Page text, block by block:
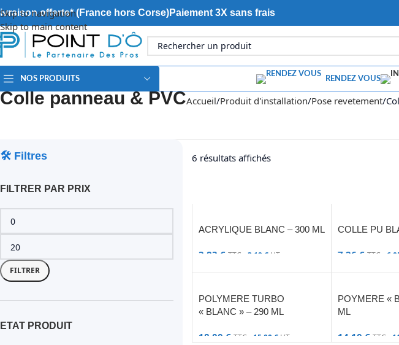
Skip to navigation
Skip to main content
offerte* (France hors Corse)Paiement 3X sans frais
NOS PRODUITS RENDEZ VOUS
Colle panneau & PVCAccueil Produit d'installation Pose revetement
🛠️ Filtres
FILTRER PAR PRIX
FILTRER
ETAT PRODUIT
6 résultats affichés
ACRYLIQUE BLANC – 300 ML
3,83 € TTC - 3,19 € HT
COLLE PU
7,26 € TTC -
POLYMERE TURBO
« BLANC » – 290 ML
18,00 € TTC - 15,00 € HT
POYMERE «
ML
14,10 € TTC -